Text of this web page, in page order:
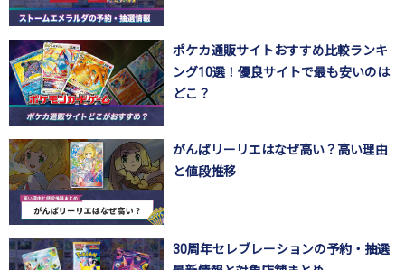
ポケカ通販サイトおすすめ比較ランキ
ング10選！優良サイトで最も安いのは
どこ？
がんばリーリエはなぜ高い？高い理由
と値段推移
30周年セレブレーションの予約・抽選